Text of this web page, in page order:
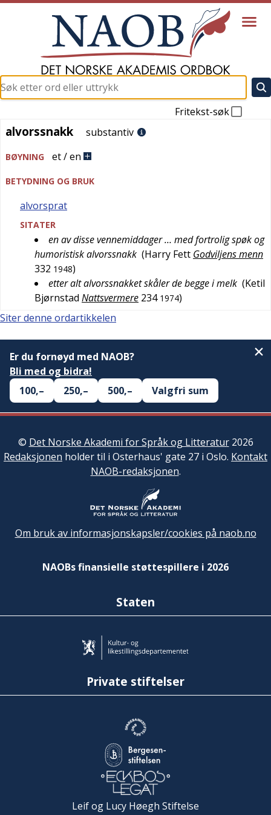
Fritekst-søk
alvorssnakk
alvorssnakk substantiv
BØYNING et / en
BETYDNING OG BRUK
alvorsprat
SITATER
en av disse vennemiddager … med fortrolig spøk og
humoristisk alvorssnakk (Harry Fett Godviljens menn
332 1948)
etter alt alvorssnakket skåler de begge i melk (Ketil
Bjørnstad Nattsvermere 234 1974)
Siter denne ordartikkelen
Er du fornøyd med NAOB?
Bli med og bidra!
100,–
250,– 500,– Valgfri sum
© Det Norske Akademi for Språk og Litteratur2026
Redaksjonen holder til i Osterhaus' gate 27 i Oslo. Kontakt
NAOB-redaksjonen.
Om bruk av informasjonskapsler/cookies på naob.no
NAOBs finansielle støttespillere i 2026
Staten
Private stiftelser
Leif og Lucy Høegh Stiftelse